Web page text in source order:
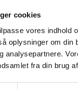
cookies
vores indhold
oplysninger om din
analysepartnere.
fra din brug